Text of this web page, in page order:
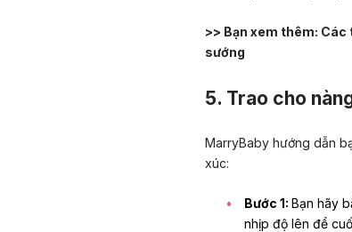
>> Bạn xem thêm: Các
sướng
5. Trao cho
MarryBaby hướng dẫn
xúc:
Bước 1: Bạn hãy
nhịp độ lên để